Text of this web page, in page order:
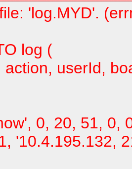
'log.MYD'.
log (
action, userId,
0, 20, 51, 0,
'10.4.195.132,